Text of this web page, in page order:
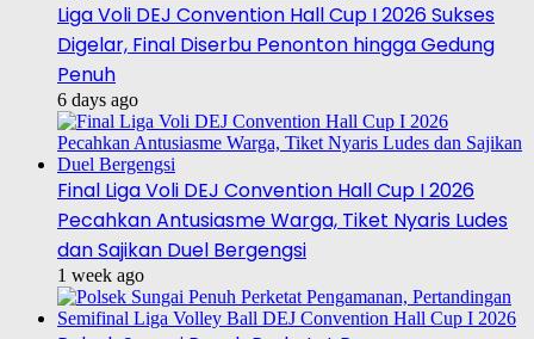
Liga Voli DEJ Convention Hall Cup I 2026 Sukses
Digelar, Final Diserbu Penonton hingga Gedung
Penuh
6 days ago
Final Liga Voli DEJ Convention Hall Cup I 2026
Pecahkan Antusiasme Warga, Tiket Nyaris Ludes
dan Sajikan Duel Bergengsi
1 week ago